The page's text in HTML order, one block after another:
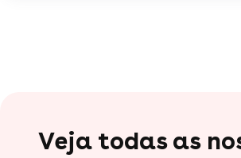
Veja todas as